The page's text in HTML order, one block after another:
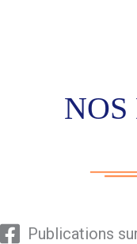
NOS
Publications